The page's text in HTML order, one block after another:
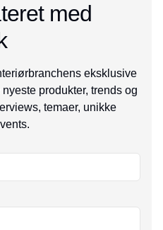
med
eksklusive
produkter, trends og
temaer, unikke